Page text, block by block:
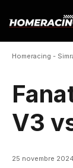
contenu
Homeracing -
V3
25 novembre 2024